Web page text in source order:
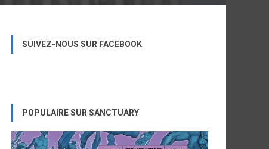
SUIVEZ-NOUS SUR FACEBOOK
POPULAIRE SUR SANCTUARY